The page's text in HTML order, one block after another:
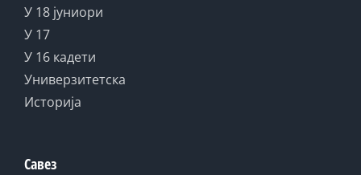
У 18 јуниори
У 17
У 16 кадети
Универзитетска
Историја
Савез